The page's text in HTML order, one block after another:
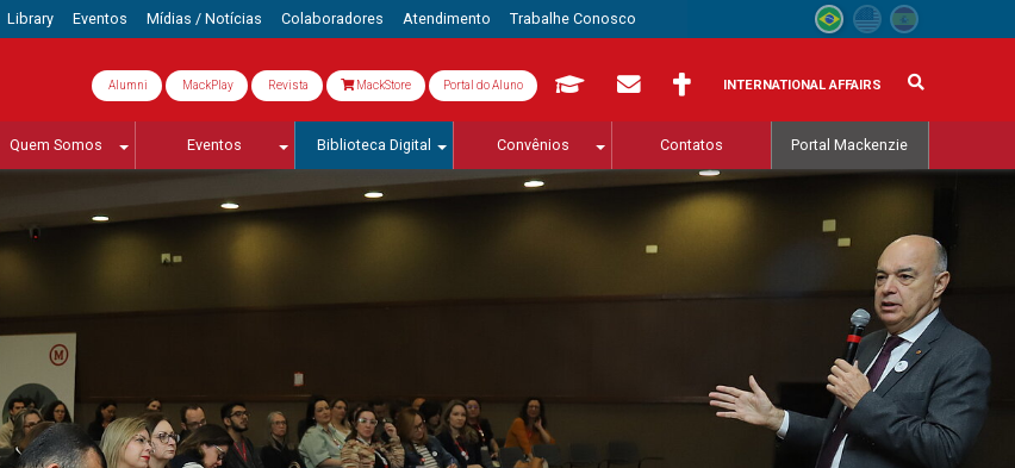
Library Eventos Mídias / Notícias Colaboradores Atendimento Trabalhe Conosco
Alumni MackPlay Revista MackStore Portal do Aluno INTERNATIONAL AFFAIRS
Quem Somos Eventos Biblioteca Digital Convênios Contatos Portal Mackenzie